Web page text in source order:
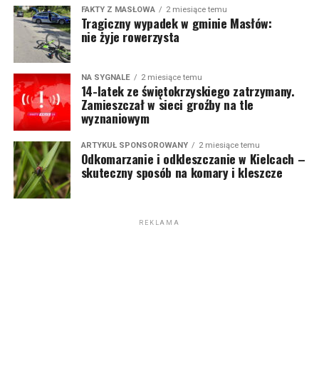
FAKTY Z MASŁOWA 2 miesiące temu
Tragiczny wypadek w gminie Masłów:
nie żyje rowerzysta
NA SYGNALE 2 miesiące temu
14-latek ze świętokrzyskiego zatrzymany.
Zamieszczał w sieci groźby na tle
wyznaniowym
ARTYKUŁ SPONSOROWANY 2 miesiące temu
Odkomarzanie i odkleszczanie w Kielcach –
skuteczny sposób na komary i kleszcze
REKLAMA